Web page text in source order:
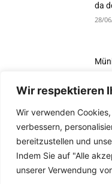
Wir respektieren
Wir verwenden
verbessern,
bereitzustellen und
Indem Sie auf "Alle
unserer Verwendung
da
28/